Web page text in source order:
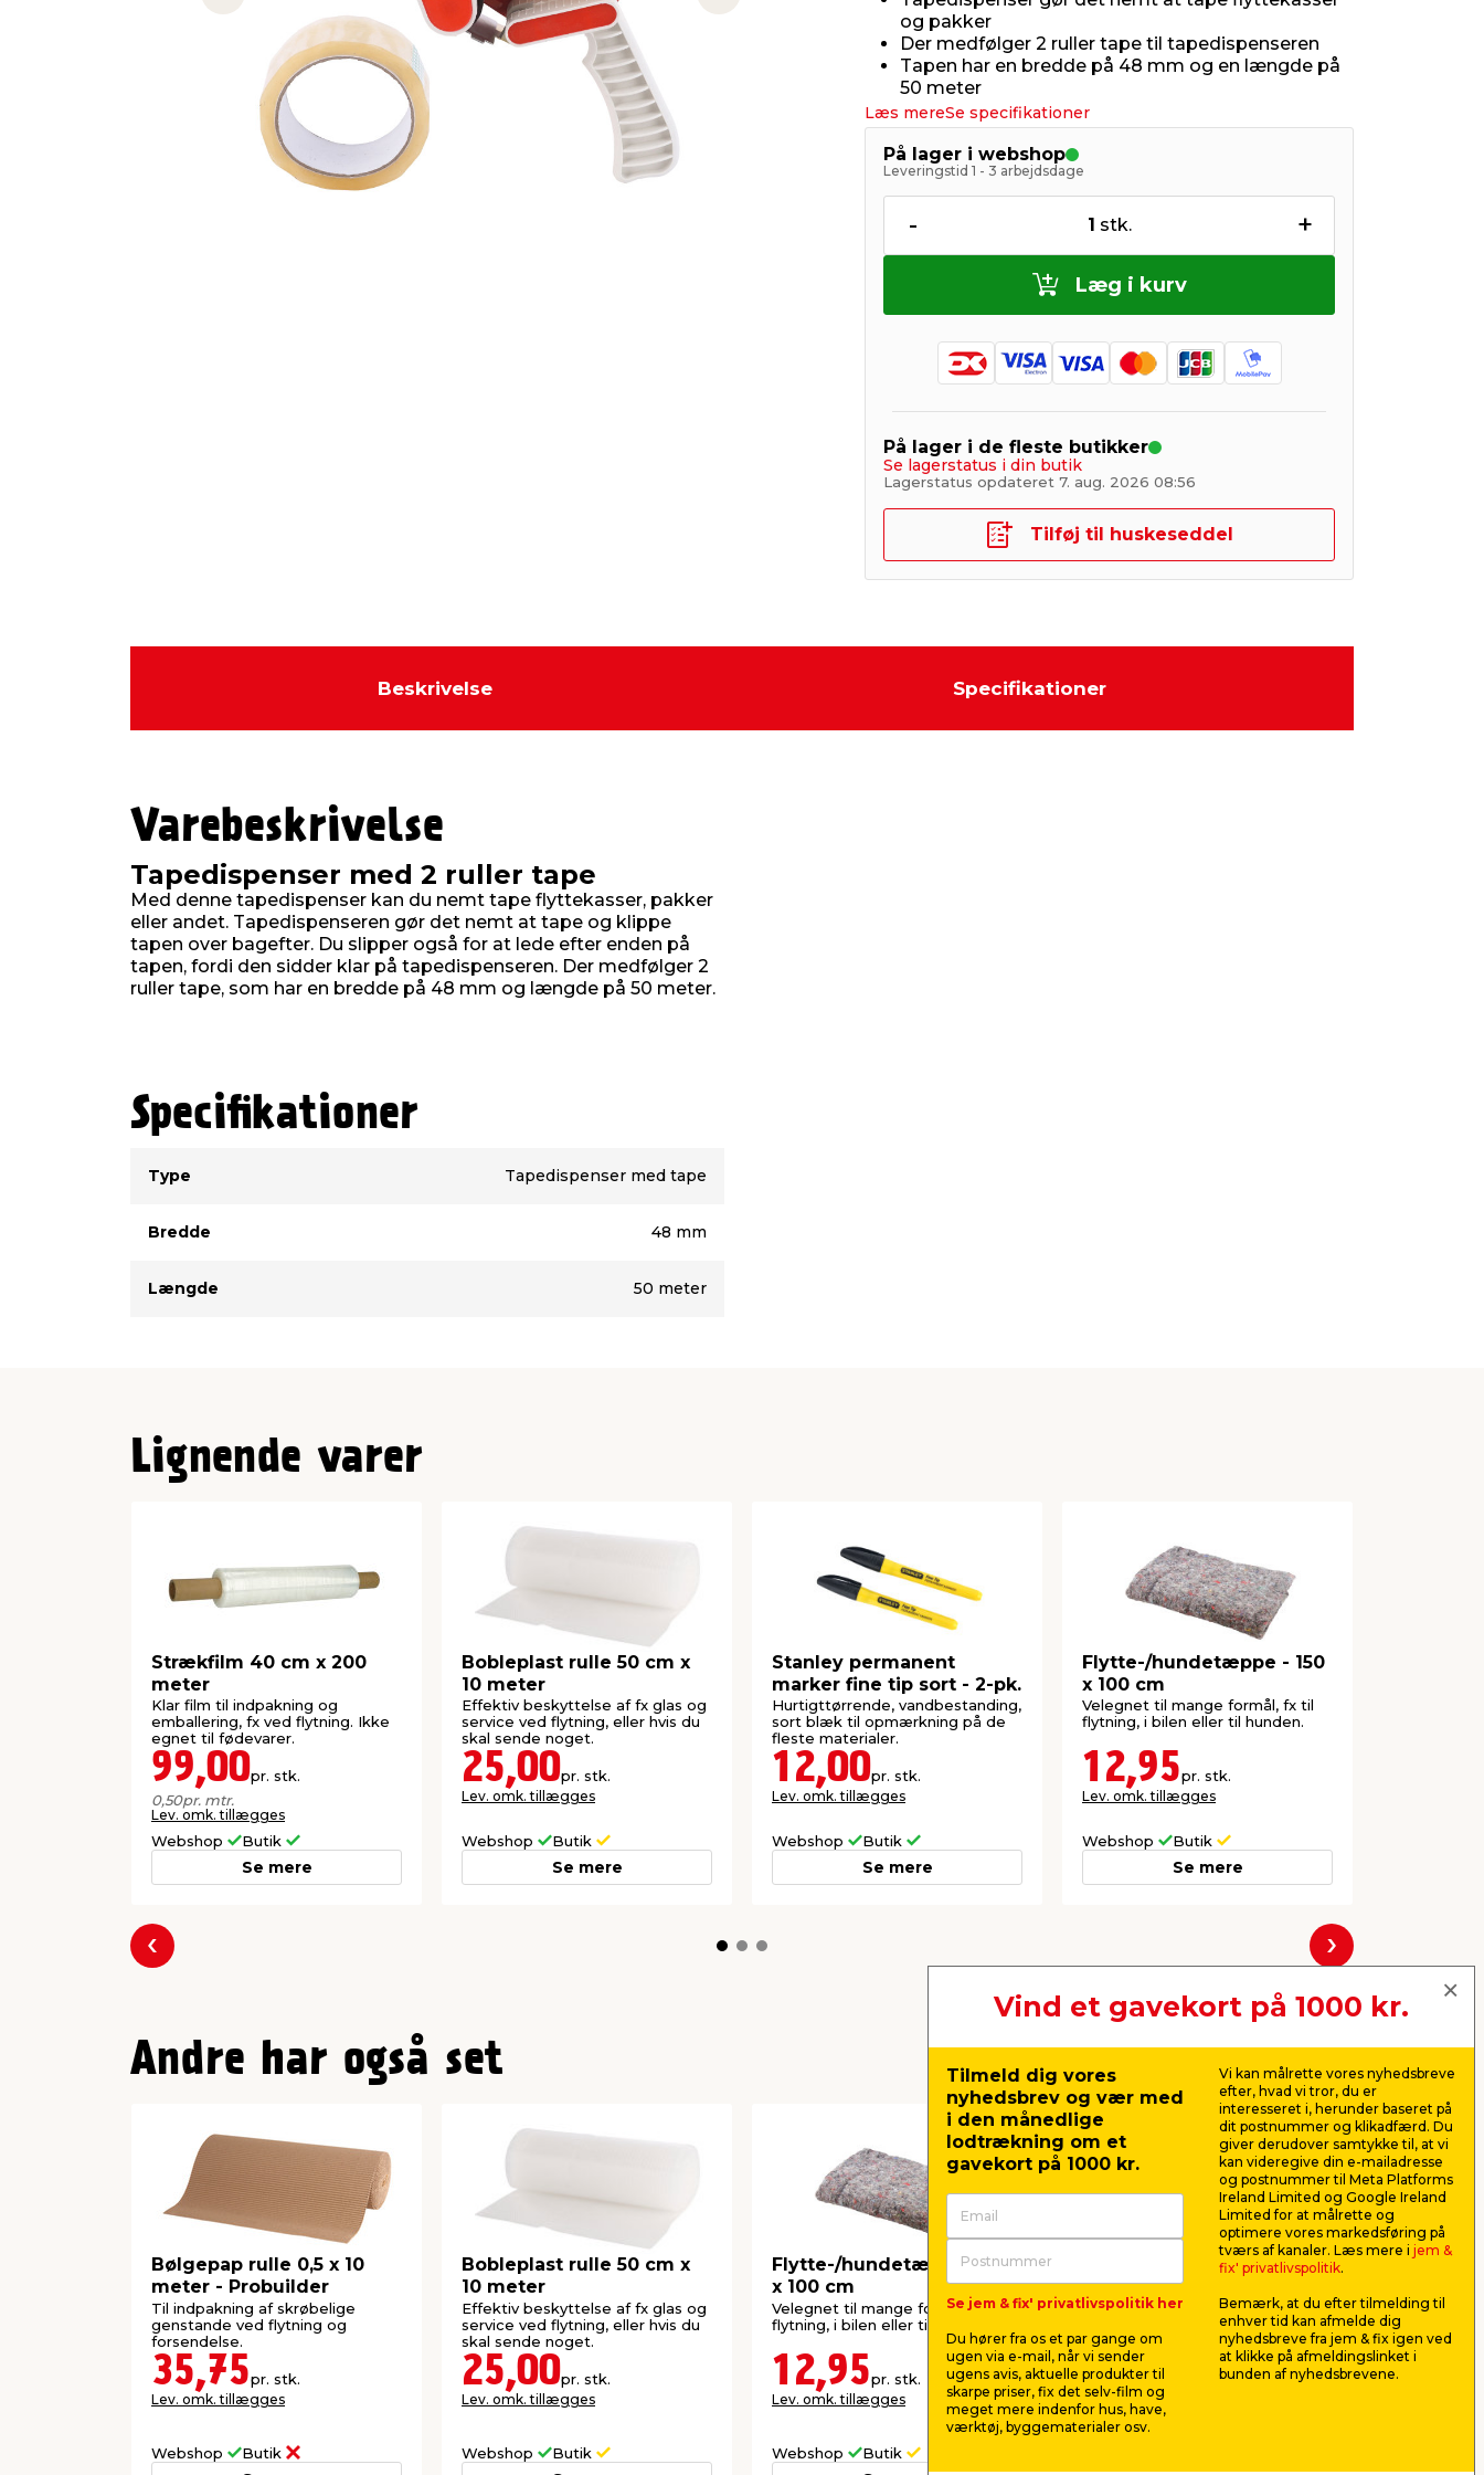
Previous slide Next slide
og pakker
Der medfølger 2 ruller tape til tapedispenseren
Tapen har en bredde på 48 mm og en længde på
50 meter
Læs mereSe specifikationer
På lager i webshop
Leveringstid 1 - 3 arbejdsdage
- 1 stk. +
Læg i kurv
På lager i de fleste butikker
Se lagerstatus i din butik
Lagerstatus opdateret 7. aug. 2026 08:56
Tilføj til huskeseddel
Beskrivelse Specifikationer
Varebeskrivelse
Tapedispenser med 2 ruller tape
Med denne tapedispenser kan du nemt tape flyttekasser, pakker
eller andet. Tapedispenseren gør det nemt at tape og klippe
tapen over bagefter. Du slipper også for at lede efter enden på
tapen, fordi den sidder klar på tapedispenseren. Der medfølger 2
ruller tape, som har en bredde på 48 mm og længde på 50 meter.
Specifikationer
Type
Tapedispenser med tape
Bredde 48 mm
Længde 50 meter
Lignende varer
Strækfilm 40 cm x 200
meter
Klar film til indpakning og
emballering, fx ved flytning. Ikke
egnet til fødevarer.
99,00pr. stk.
0,50pr. mtr.
Lev. omk. tillægges
Webshop Butik
Se mere
Bobleplast rulle 50 cm x
10 meter
Effektiv beskyttelse af fx glas og
service ved flytning, eller hvis du
skal sende noget.
25,00pr. stk.
Lev. omk. tillægges
Webshop Butik
Se mere
Stanley permanent
marker fine tip sort - 2-pk.
Hurtigttørrende, vandbestanding,
sort blæk til opmærkning på de
fleste materialer.
12,00pr. stk.
Lev. omk. tillægges
Webshop Butik
Se mere
Flytte-/hundetæppe - 150
x 100 cm
Velegnet til mange formål, fx til
flytning, i bilen eller til hunden.
12,95pr. stk.
Lev. omk. tillægges
Webshop Butik
Se mere
Forrige Næste
Andre har også set
Bølgepap rulle 0,5 x 10
meter - Probuilder
Til indpakning af skrøbelige
genstande ved flytning og
forsendelse.
35,75pr. stk.
Lev. omk. tillægges
Webshop Butik
Bobleplast rulle 50 cm x
10 meter
Effektiv beskyttelse af fx glas og
service ved flytning, eller hvis du
skal sende noget.
25,00pr. stk.
Lev. omk. tillægges
Webshop Butik
Flytte-/hundetæppe - 150
x 100 cm
Velegnet til mange formål, fx til
flytning, i bilen eller til hunden.
12,95pr. stk.
Lev. omk. tillægges
Webshop Butik
Saksesæt metal/plastik 3
stk.
Med 3 stk. sakse i forskellige
11,25 pr. stk.
Lev. omk. tillægges
Indsats
Passer til
og 7 mm.
Vind et gavekort på 1000 kr.
Tilmeld dig vores
nyhedsbrev og vær med
i den månedlige
lodtrækning om et
gavekort på 1000 kr.
Se jem & fix' privatlivspolitik her
Du hører fra os et par gange om
ugen via e-mail, når vi sender
ugens avis, aktuelle produkter til
skarpe priser, fix det selv-film og
meget mere indenfor hus, have,
værktøj, byggematerialer osv.
Vi kan målrette vores nyhedsbreve
efter, hvad vi tror, du er
interesseret i, herunder baseret på
dit postnummer og klikadfærd. Du
giver derudover samtykke til, at vi
kan videregive din e-mailadresse
og postnummer til Meta Platforms
Ireland Limited og Google Ireland
Limited for at målrette og
optimere vores markedsføring på
tværs af kanaler. Læs mere i jem &
fix' privatlivspolitik.
Bemærk, at du efter tilmelding til
enhver tid kan afmelde dig
nyhedsbreve fra jem & fix igen ved
at klikke på afmeldingslinket i
bunden af nyhedsbrevene.